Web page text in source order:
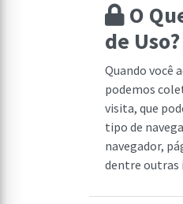
O
de Uso?
Quando você
podemos
visita, que
tipo de
navegador,
dentre outras